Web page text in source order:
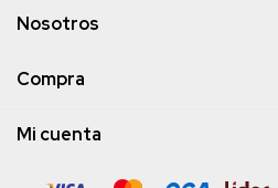
Nosotros
Compra
Mi cuenta